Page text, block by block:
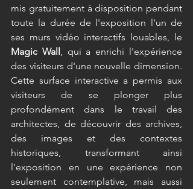
mis gratuitement à disposition pendant
toute la durée de l'exposition l'un de
Magic Wall , qui a enrichi l'expérience
des visiteurs d'une nouvelle dimension.
Cette surface interactive a permis aux
visiteurs de se plonger plus
profondément dans le travail des
architectes, de découvrir des archives,
des images et des contextes
historiques, transformant ainsi
l'exposition en une expérience non
seulement contemplative, mais aussi